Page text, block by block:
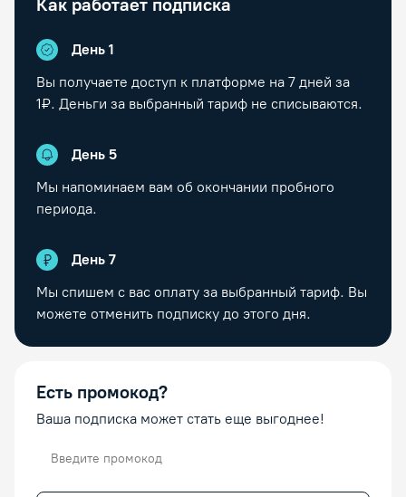
Как работает подписка
День 1
Вы получаете доступ к платформе на 7 дней за
1₽. Деньги за выбранный тариф не списываются.
День 5
Мы напоминаем вам об окончании пробного
периода.
День 7
Мы спишем с вас оплату за выбранный тариф. Вы
можете отменить подписку до этого дня.
Есть промокод?
Ваша подписка может стать еще выгоднее!